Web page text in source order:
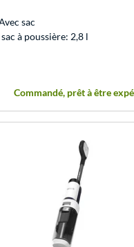
sac
à poussière: 2,8 l
Commandé, prêt à être